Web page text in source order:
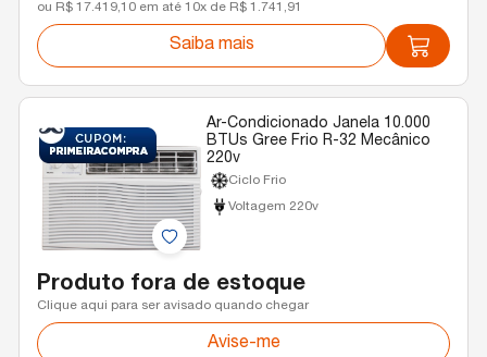
ou R$ 17.419,10 em até 10x de R$ 1.741,91
Saiba mais
Ar-Condicionado Janela 10.000
BTUs Gree Frio R-32 Mecânico
220v
Ciclo Frio
Voltagem 220v
Produto fora de estoque
Clique aqui para ser avisado quando chegar
Avise-me